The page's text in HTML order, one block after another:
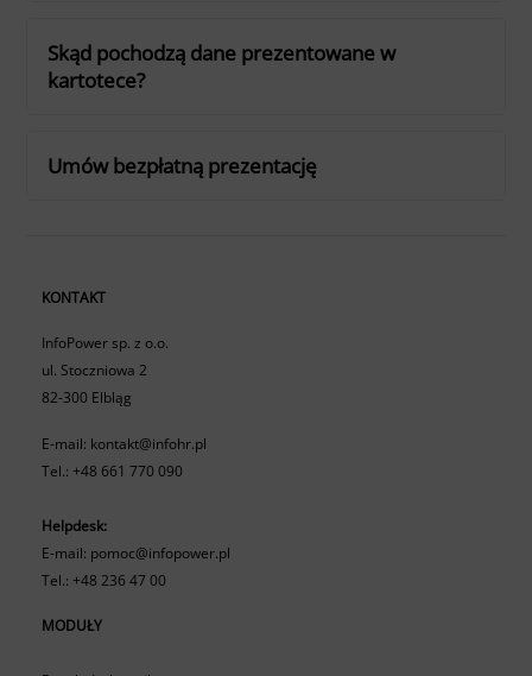
Skąd pochodzą dane prezentowane w
kartotece?
Umów bezpłatną prezentację
KONTAKT
InfoPower sp. z o.o.
ul. Stoczniowa 2
82-300 Elbląg
E-mail: kontakt@infohr.pl
Tel.:+48 661 770 090
Helpdesk:
E-mail: pomoc@infopower.pl
Tel.:+48 236 47 00
MODUŁY